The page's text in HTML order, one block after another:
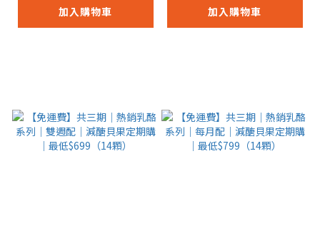
加入購物車 加入購物車